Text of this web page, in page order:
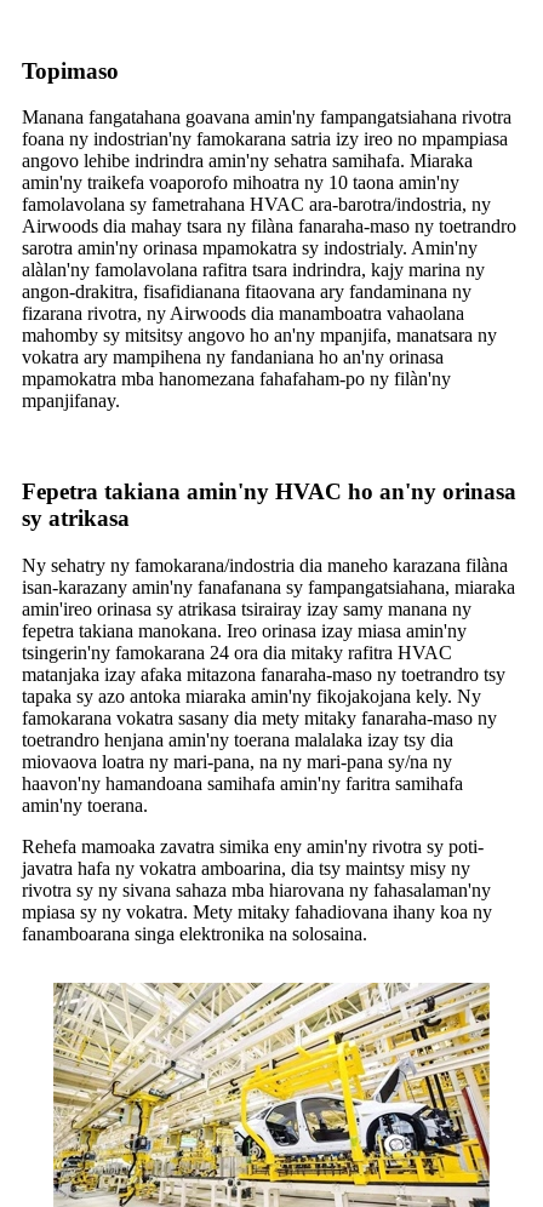
Topimaso
Manana fangatahana goavana amin'ny fampangatsiahana rivotra
foana ny indostrian'ny famokarana satria izy ireo no mpampiasa
angovo lehibe indrindra amin'ny sehatra samihafa. Miaraka
amin'ny traikefa voaporofo mihoatra ny 10 taona amin'ny
famolavolana sy fametrahana HVAC ara-barotra/indostria, ny
Airwoods dia mahay tsara ny filàna fanaraha-maso ny toetrandro
sarotra amin'ny orinasa mpamokatra sy indostrialy. Amin'ny
alàlan'ny famolavolana rafitra tsara indrindra, kajy marina ny
angon-drakitra, fisafidianana fitaovana ary fandaminana ny
fizarana rivotra, ny Airwoods dia manamboatra vahaolana
mahomby sy mitsitsy angovo ho an'ny mpanjifa, manatsara ny
vokatra ary mampihena ny fandaniana ho an'ny orinasa
mpamokatra mba hanomezana fahafaham-po ny filàn'ny
mpanjifanay.
Fepetra takiana amin'ny HVAC ho an'ny orinasa
sy atrikasa
Ny sehatry ny famokarana/indostria dia maneho karazana filàna
isan-karazany amin'ny fanafanana sy fampangatsiahana, miaraka
amin'ireo orinasa sy atrikasa tsirairay izay samy manana ny
fepetra takiana manokana. Ireo orinasa izay miasa amin'ny
tsingerin'ny famokarana 24 ora dia mitaky rafitra HVAC
matanjaka izay afaka mitazona fanaraha-maso ny toetrandro tsy
tapaka sy azo antoka miaraka amin'ny fikojakojana kely. Ny
famokarana vokatra sasany dia mety mitaky fanaraha-maso ny
toetrandro henjana amin'ny toerana malalaka izay tsy dia
miovaova loatra ny mari-pana, na ny mari-pana sy/na ny
haavon'ny hamandoana samihafa amin'ny faritra samihafa
amin'ny toerana.
Rehefa mamoaka zavatra simika eny amin'ny rivotra sy poti-
javatra hafa ny vokatra amboarina, dia tsy maintsy misy ny
rivotra sy ny sivana sahaza mba hiarovana ny fahasalaman'ny
mpiasa sy ny vokatra. Mety mitaky fahadiovana ihany koa ny
fanamboarana singa elektronika na solosaina.